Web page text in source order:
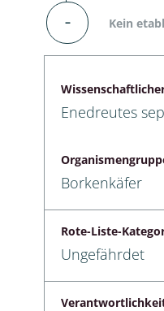
– Kein
Enedreutes
Borkenkäfer
Rote-Liste-
Ungefährdet